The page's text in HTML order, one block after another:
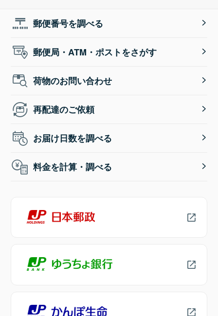
郵便番号を調べる
郵便局・ATM・ポストをさがす
荷物のお問い合わせ
再配達のご依頼
お届け日数を調べる
料金を計算・調べる